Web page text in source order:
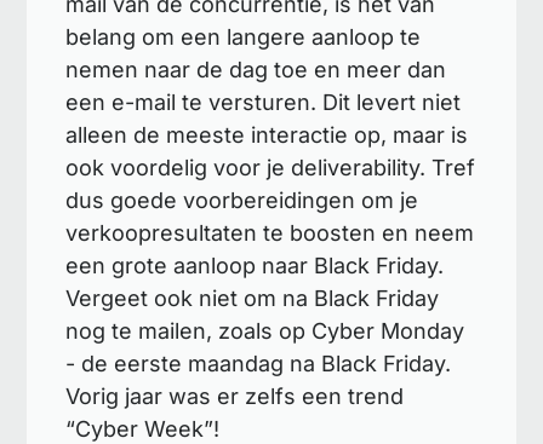
belang om een langere aanloop te
nemen naar de dag toe en meer dan
een e-mail te versturen. Dit levert niet
alleen de meeste interactie op, maar is
ook voordelig voor je deliverability. Tref
dus goede voorbereidingen om je
verkoopresultaten te boosten en neem
een grote aanloop naar Black Friday.
Vergeet ook niet om na Black Friday
nog te mailen, zoals op Cyber Monday
- de eerste maandag na Black Friday.
Vorig jaar was er zelfs een trend
“Cyber Week”!